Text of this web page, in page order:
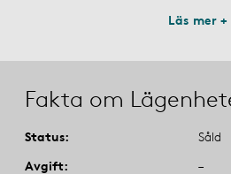
Läs mer +
Fakta om
Status
Såld
Avgift
–